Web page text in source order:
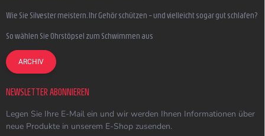
Wie Sie Silvester meistern, Ihr Gehör schützen – und vielleicht sogar gut schlafen?
So wählen Sie Ohrstöpsel zum Schwimmen aus
ARCHIV
NEWSLETTER ABONNIEREN
Legen Sie Ihre E-Mail ein und wir werden Ihnen Informationen über
neue Produkte in unserem E-Shop zusenden.